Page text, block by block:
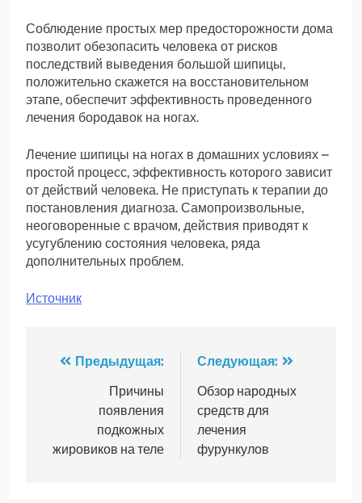
Соблюдение простых мер предосторожности дома
позволит обезопасить человека от рисков
последствий выведения большой шипицы,
положительно скажется на восстановительном
этапе, обеспечит эффективность проведенного
лечения бородавок на ногах.
Лечение шипицы на ногах в домашних условиях –
простой процесс, эффективность которого зависит
от действий человека. Не приступать к терапии до
постановления диагноза. Самопроизвольные,
неоговоренные с врачом, действия приводят к
усугублению состояния человека, ряда
дополнительных проблем.
Источник
Навигация
записям
Предыдущая:
Причины
появления
подкожных
жировиков на теле
Следующая:
Обзор народных
средств для
лечения
фурункулов